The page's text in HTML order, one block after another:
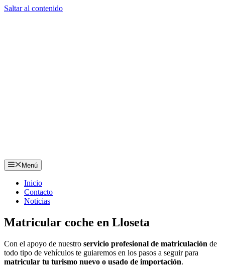
Saltar al contenido
Menú
Inicio
Contacto
Noticias
Matricular coche en Lloseta
Con el apoyo de nuestro servicio profesional de matriculación de
todo tipo de vehículos te guiaremos en los pasos a seguir para
matricular tu turismo nuevo o usado de importación.